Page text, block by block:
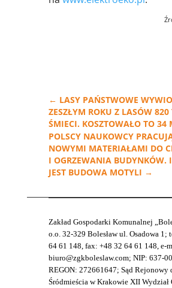
← LASY PAŃSTWOWE
ZESZŁYM ROKU Z LASÓW 820
ŚMIECI. KOSZTOWAŁO TO 34
POLSCY NAUKOWCY
NOWYMI MATERIAŁAMI DO
I OGRZEWANIA BUDYNKÓW.
JEST BUDOWA MOTYLI →
Zakład Gospodarki Komunalnej
o.o. 32-329 Bolesław ul. Osadowa 1;
64 61 148, fax: +48 32 64 61 148, e-
biuro@zgkboleslaw.com; NIP: 637-
REGON: 272661647; Sąd Rejonowy
Śródmieścia w Krakowie XII Wydział